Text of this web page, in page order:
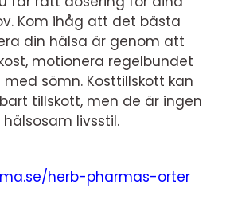
Kom ihåg att det bästa
din hälsa är genom att
motionera regelbundet
sömn. Kosttillskott kan
tillskott, men de är ingen
livsstil.
herb-pharmas-orter